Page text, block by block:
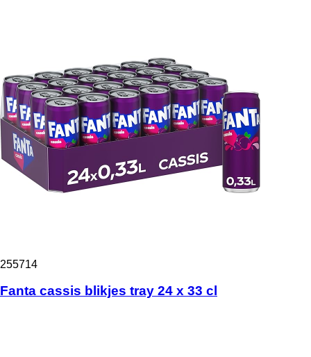
255714
Fanta cassis blikjes tray 24 x 33 cl